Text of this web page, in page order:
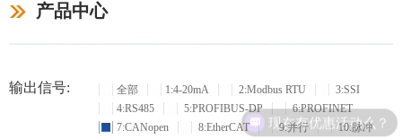
产品中心
输出信号: 全部 1:4-20mA 2:Modbus RTU
3:SSI
4:RS485
5:PROFIBUS-DP
6:PROFINET
7:CANopen
8:EtherCAT 9:并行
10:脉冲
现在有优惠活动么？